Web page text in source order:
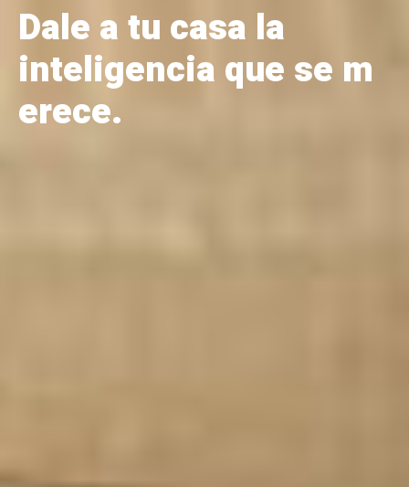
Dale a tu casa la
inteligencia que se m
erece.